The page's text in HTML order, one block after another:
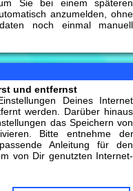
Sie bei einem späteren
anzumelden, ohne
noch einmal manuell
und entfernst
Deines Internet
werden. Darüber hinaus
das Speichern von
Bitte entnehme der
Anleitung für den
von Dir genutzten Internet-